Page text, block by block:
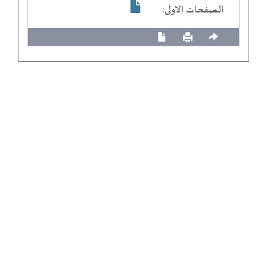
الصفحات الاولى: